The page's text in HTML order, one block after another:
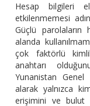
Hesap bilgileri
etkilenmemesi
Güçlü parolaların
alanda
çok faktörlü
anahtarı
Yunanistan Genel
alarak yalnızca
erişimini ve bulut